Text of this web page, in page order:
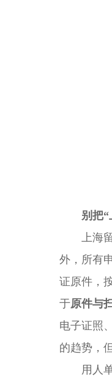
别把
上海留
外，所有
证原件，
于原件与
电子证照
的趋势，
用人单